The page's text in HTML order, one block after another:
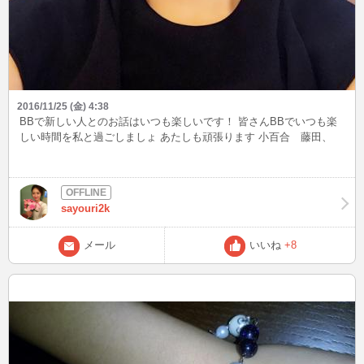
2016/11/25 (金) 4:38
BBで新しい人とのお話はいつも楽しいです！ 皆さんBBでいつも楽
しい時間を私と過ごしましょ あたしも頑張ります 小百合 藤田、
sayouri2k
メール いいね +8